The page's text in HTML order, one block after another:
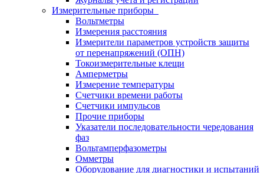
Измерительные приборы
Вольтметры
Измерения расстояния
Измерители параметров устройств защиты
от перенапряжений (ОПН)
Токоизмерительные клещи
Амперметры
Измерение температуры
Счетчики времени работы
Счетчики импульсов
Прочие приборы
Указатели последовательности чередования
фаз
Вольтамперфазометры
Омметры
Оборудование для диагностики и испытаний